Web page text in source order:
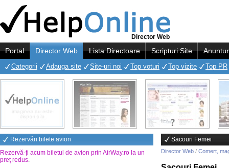
Director Web
Portal Director Web Lista Directoare Scripturi Site
Categorii Adauga site Site-uri noi Top voturi Top vizite Top PR
Rezervări bilete avion
Rezervă-ți acum biletul de avion prin AirWay.ro la un
preț redus.
Sacouri Femei
Director Web / Comert,